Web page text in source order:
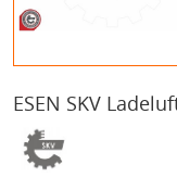
ESEN SKV